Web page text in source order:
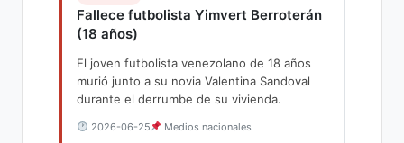
Fallece futbolista Yimvert Berroterán
(18 años)
El joven futbolista venezolano de 18 años
murió junto a su novia Valentina Sandoval
durante el derrumbe de su vivienda.
2026-06-25 Medios nacionales